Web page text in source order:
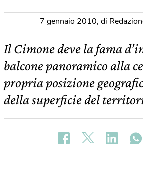
7 gennaio 2010, di
Il Cimone deve la fama
balcone panoramico alla
propria posizione
della superficie del